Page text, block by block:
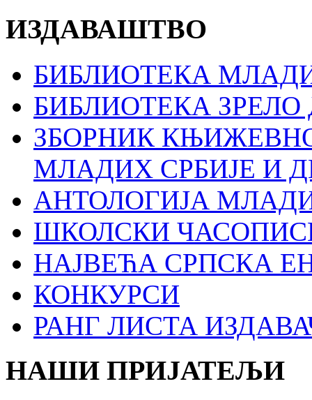
ИЗДАВАШТВО
БИБЛИОТЕКА
БИБЛИОТЕКА ЗРЕЛО
ЗБОРНИК
МЛАДИХ СРБИЈЕ И
АНТОЛОГИЈА
ШКОЛСКИ
НАЈВЕЋА СРПСКА
КОНКУРСИ
РАНГ ЛИСТА
НАШИ ПРИЈАТЕЉИ